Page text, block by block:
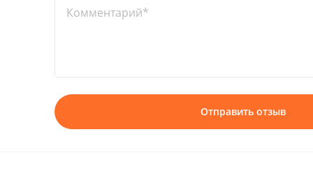
Комментарий*
Отправить отзыв